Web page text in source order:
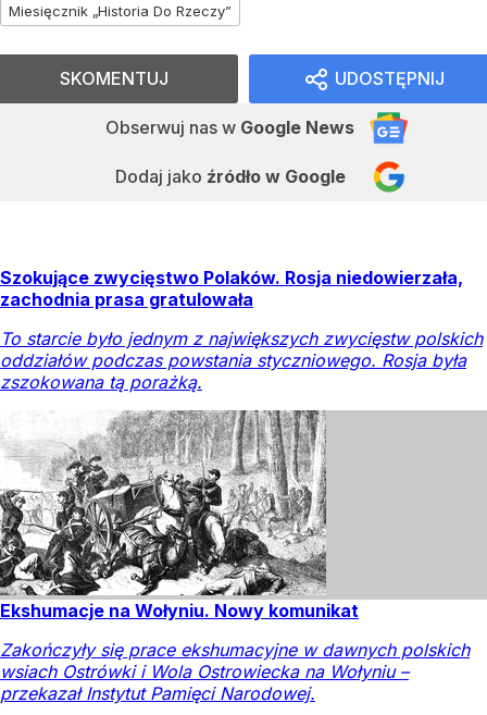
Miesięcznik „Historia Do Rzeczy”
UDOSTĘPNIJ
Obserwuj nas w Google News
Dodaj jako źródło w Google
SKOMENTUJ
Szokujące zwycięstwo Polaków. Rosja niedowierzała,
zachodnia prasa gratulowała
To starcie było jednym z największych zwycięstw polskich
oddziałów podczas powstania styczniowego. Rosja była
zszokowana tą porażką.
Ekshumacje na Wołyniu. Nowy komunikat
Zakończyły się prace ekshumacyjne w dawnych polskich
wsiach Ostrówki i Wola Ostrowiecka na Wołyniu –
przekazał Instytut Pamięci Narodowej.